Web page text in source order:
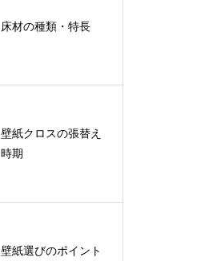
床材の種類・特長
壁紙クロスの張替え
時期
壁紙選びのポイント